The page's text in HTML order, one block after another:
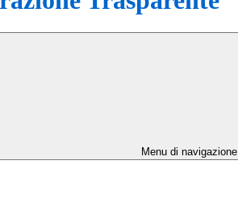
Menu di navigazione